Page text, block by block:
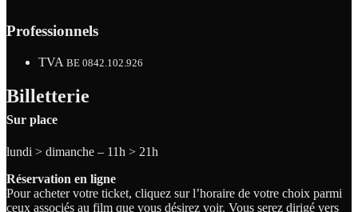
Professionnels
TVA BE 0842.102.926
Billetterie
Sur place
lundi > dimanche – 11h > 21h
Réservation en ligne
Pour acheter votre ticket, cliquez sur l’horaire de votre choix parmi
ceux associés au film que vous désirez voir. Vous serez dirigé vers